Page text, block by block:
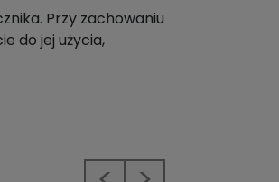
Przy zachowaniu
do jej użycia,